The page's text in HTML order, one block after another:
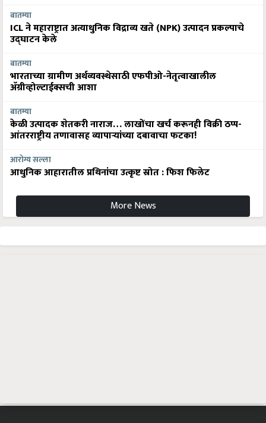
बातम्या
ICL ने महाराष्ट्रात अत्याधुनिक विद्राव्य खते (NPK) उत्पादन प्रकल्पाचे
उद्घाटन केले
बातम्या
भारताच्या ग्रामीण अर्थव्यवस्थेसाठी एफपीओ-नेतृत्वाखालील
अ‍ॅग्रीव्होल्टाईक्सची आशा
बातम्या
केळी उत्पादक शेतकरी नाराज… लाखोंचा खर्च करूनही विक्री ठप्प-
आंतरराष्ट्रीय तणावासह व्यापाऱ्यांच्या दबावाचा फटका!
आरोग्य सल्ला
आधुनिक आहारातील प्रथिनांचा उत्कृष्ट स्रोत : फिश फिलेट
More News